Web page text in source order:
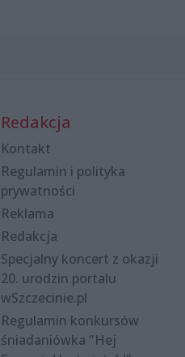
Redakcja
Kontakt
Regulamin i polityka
prywatności
Reklama
Redakcja
Specjalny koncert z okazji
20. urodzin portalu
wSzczecinie.pl
Regulamin konkursów
śniadaniówka "Hej